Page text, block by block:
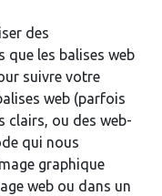
des
que les balises web
suivre votre
web (parfois
clairs, ou des web-
qui nous
graphique
web ou dans un